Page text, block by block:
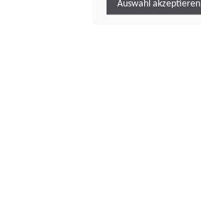
Auswahl akzeptieren